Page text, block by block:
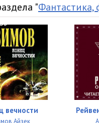
"Фантастика,
вечности
Айзек